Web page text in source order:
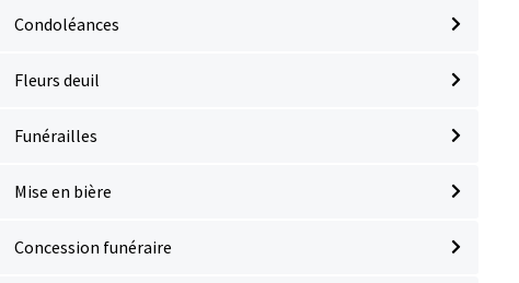
Condoléances
Fleurs deuil
Funérailles
Mise en bière
Concession funéraire